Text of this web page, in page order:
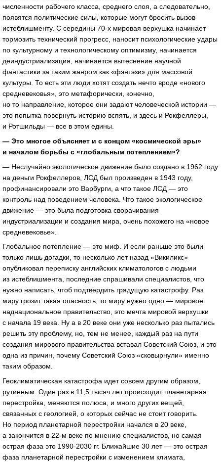
численности рабочего класса, среднего слоя, а следовательно,
появятся политические силы, которые могут бросить вызов
истеблишменту. С середины 70-х мировая верхушка начинает
тормозить технический прогресс, наносит психологические удары
по культурному и технологическому оптимизму, начинается
деиндустриализация, начинается вытеснение научной
фантастики за таким жанром как «фэнтэзи» для массовой
культуры. То есть эти люди хотят создать нечто вроде «нового
средневековья», это метафорически, конечно,
но то направление, которое они задают человеческой истории —
это попытка повернуть историю вспять, и здесь и Рокфеллеры,
и Ротшильды — все в этом едины.
— Это многое объясняет и с концом «космической эры»
и началом борьбы с «глобальным потеплением»?
— Неслучайно экологическое движение было создано в 1962 году
на деньги Рокфеллеров, ЛСД был произведен в 1943 году,
профинансировали это Варбурги, а что такое ЛСД — это
контроль над поведением человека. Что такое экологическое
движение — это была подготовка сворачивания
индустриализации и создания мира, очень похожего на «новое
средневековье».
Глобальное потепление — это миф. И если раньше это были
только лишь догадки, то несколько лет назад «Викиликс»
опубликовал переписку английских климатологов с людьми
из истеблишмента, последние спрашивали специалистов, что
нужно написать, чтоб подтвердить грядущую катастрофу. Раз
миру грозит такая опасность, то миру нужно одно — мировое
наднациональное правительство, это мечта мировой верхушки
с начала 19 века. Ну а в 20 веке они уже несколько раз пытались
решить эту проблему, но, тем не менее, каждый раз на пути
создания мирового правительства вставал Советский Союз, и это
одна из причин, почему Советский Союз «сковырнули» именно
таким образом.
Геоклиматическая катастрофа идет совсем другим образом,
рутинным. Один раз в 11,5 тысяч лет происходит планетарная
перестройка, меняются полюса, и много других вещей,
связанных с геологией, о которых сейчас не стоит говорить.
Но период планетарной перестройки начался в 20 веке,
а закончится в 22-м веке по мнению специалистов, но самая
острая фаза это 1990-2030 гг. Ближайшие 30 лет — это острая
фаза планетарной перестройки с изменением климата,